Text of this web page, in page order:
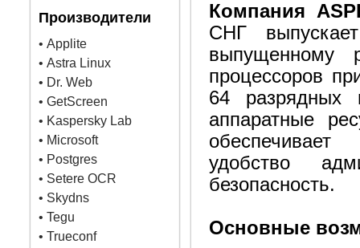
Производители
• Applite
• Astra Linux
• Dr. Web
• GetScreen
• Kaspersky Lab
• Microsoft
• Postgres
• Setere OCR
• Skydns
• Tegu
• Trueconf
Компания
СНГ
выпущенному
процессоров
64 разрядных
аппаратные
удобство
безопасность.
Основные